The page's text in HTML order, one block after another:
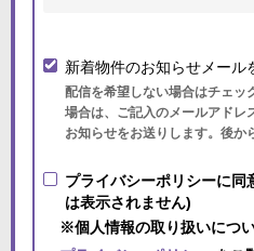
新着物件のお知らせメール
配信を希望しない場合はチェッ
場合は、ご記入のメールアドレ
お知らせをお送りします。後か
プライバシーポリシーに
は表示されません)
※個人情報の取り扱いについ